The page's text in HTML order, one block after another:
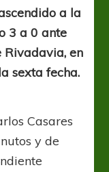
Agropecuario
y
preocupación
en
la
Lepra
a la
3 a 0 ante
Rivadavia, en
sexta fecha.
Casares
y de